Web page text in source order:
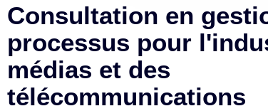
Consultation en
processus pour
médias et des
télécommunications